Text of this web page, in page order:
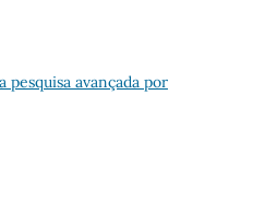
pesquisa avançada por